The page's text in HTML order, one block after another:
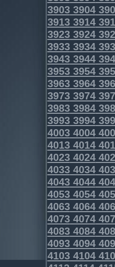
39033904
39133914
39233924
39333934
39433944
39533954
39633964
39733974
39833984
39933994
40034004
40134014
40234024
40334034
40434044
40534054
40634064
40734074
40834084
40934094
41034104